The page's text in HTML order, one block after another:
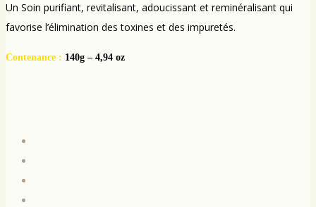
Un Soin purifiant, revitalisant, adoucissant et reminéralisant qui
favorise l’élimination des toxines et des impuretés.
Contenance : 140g – 4,94 oz